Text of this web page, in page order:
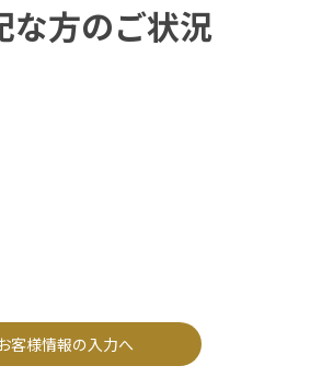
な方のご状況
客様情報の入力へ